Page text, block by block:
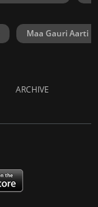
Maa Gauri Aarti
ARCHIVE